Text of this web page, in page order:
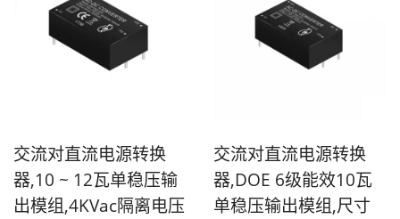
有单输出与双输出规格，内
置输入滤波器，效率最高可
达到85%。 这款全球输入
格，使用塑胶外壳全封装，
内置输入滤波器，效率最高
可达到88%。...
交流对直流电源转换
器,10 ~ 12瓦单稳压输
出模组,4KVac隔离电压
交流对直流电源转换
器,DOE 6级能效10瓦
单稳压输出模组,尺寸